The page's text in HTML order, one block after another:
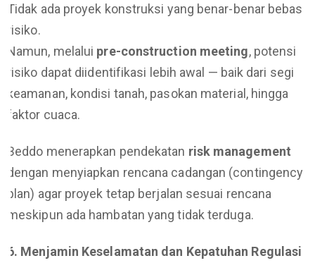
Tidak ada proyek konstruksi yang benar-benar bebas
risiko.
Namun, melalui pre-construction meeting, potensi
risiko dapat diidentifikasi lebih awal — baik dari segi
keamanan, kondisi tanah, pasokan material, hingga
faktor cuaca.
Beddo menerapkan pendekatan risk management
dengan menyiapkan rencana cadangan (contingency
plan) agar proyek tetap berjalan sesuai rencana
meskipun ada hambatan yang tidak terduga.
6. Menjamin Keselamatan dan Kepatuhan Regulasi